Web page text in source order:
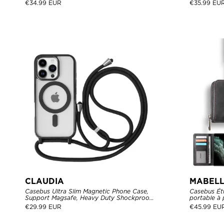
cuir à roulettes, résistant aux chocs
€34.99 EUR
Shockproof
€35.99
CLAUDIA
Casebus Ultra Slim Magnetic Phone Case,
Support Magsafe, Heavy Duty Shockproof
Protective Cover, with Adjustable
Crossbody Strap
€29.99 EUR
Casebus
portable à
€45.99